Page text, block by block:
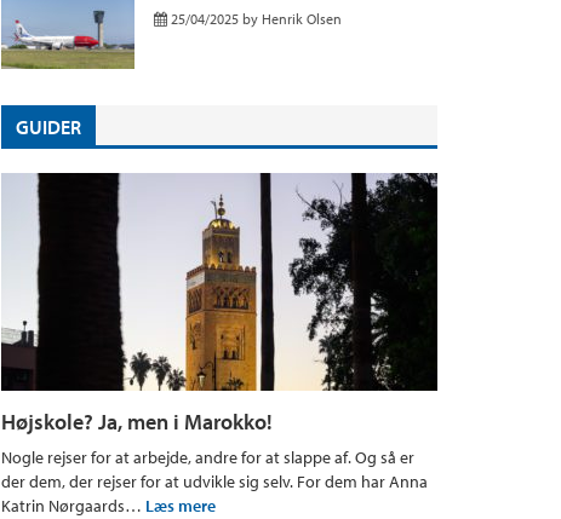
25/04/2025 by Henrik Olsen
GUIDER
Højskole? Ja, men i Marokko!
Nogle rejser for at arbejde, andre for at slappe af. Og så er
der dem, der rejser for at udvikle sig selv. For dem har Anna
Katrin Nørgaards… Læs mere